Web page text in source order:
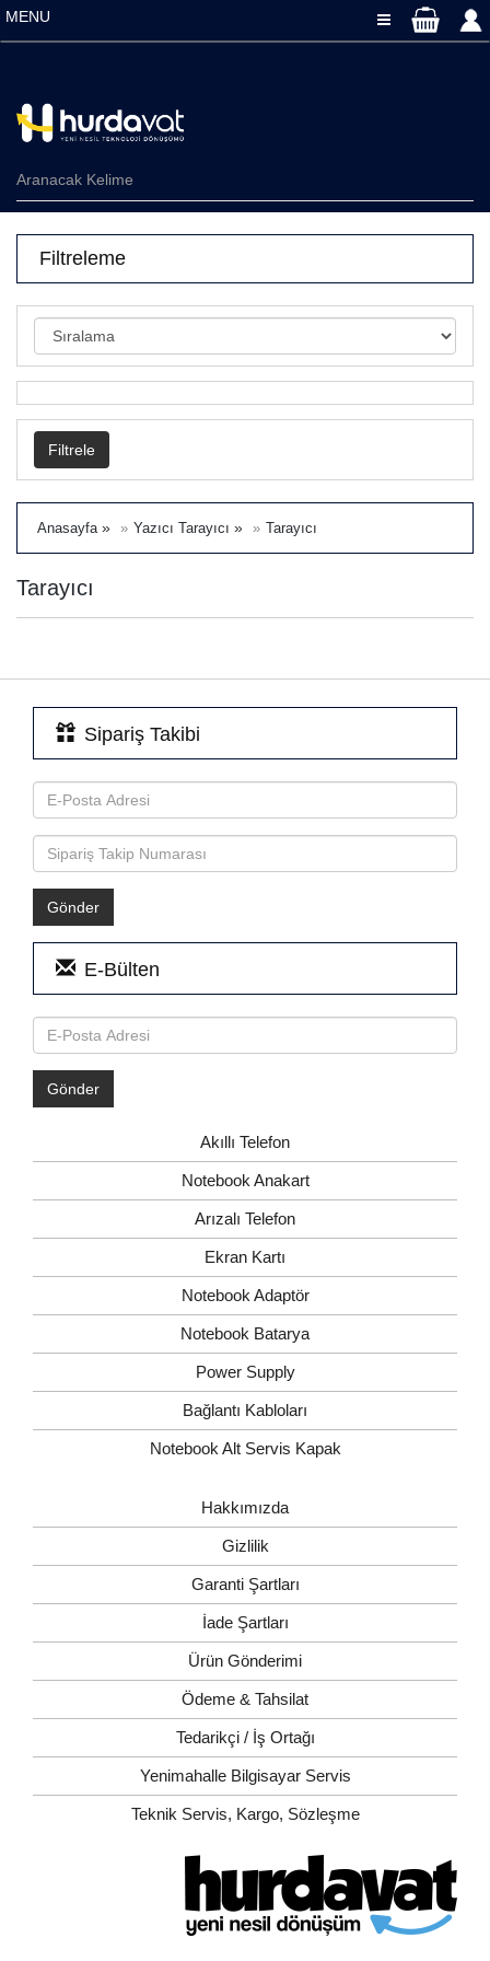
MENU Toggle
Filtreleme
Filtrele
Anasayfa » Yazıcı Tarayıcı » Tarayıcı
Tarayıcı
Sipariş Takibi
E-Bülten
Akıllı Telefon
Notebook Anakart
Arızalı Telefon
Ekran Kartı
Notebook Adaptör
Notebook Batarya
Power Supply
Bağlantı Kabloları
Notebook Alt Servis Kapak
Hakkımızda
Gizlilik
Garanti Şartları
İade Şartları
Ürün Gönderimi
Ödeme & Tahsilat
Tedarikçi / İş Ortağı
Yenimahalle Bilgisayar Servis
Teknik Servis, Kargo, Sözleşme